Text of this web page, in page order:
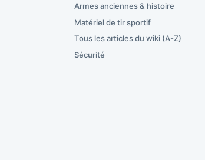
Armes anciennes & histoire
Matériel de tir sportif
Tous les articles du wiki (A-Z)
Sécurité